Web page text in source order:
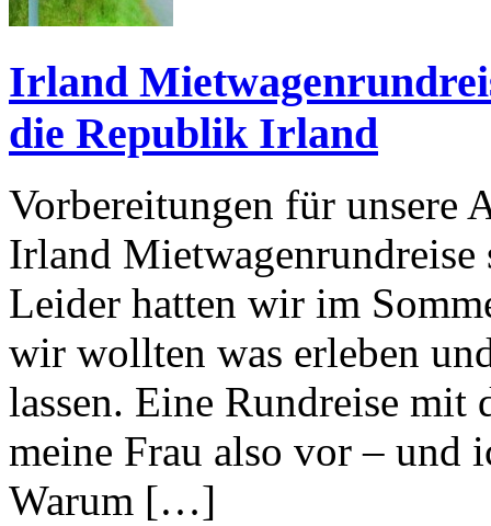
Irland
die Republik Irland
Vorbereitungen für unsere
Irland Mietwagenrundreise
Leider hatten wir im
wir wollten was erleben
lassen. Eine Rundreise
meine Frau also vor – und
Warum […]